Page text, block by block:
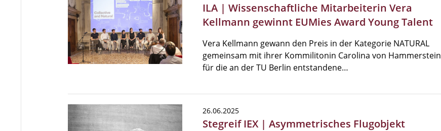
ILA | Wissenschaftliche Mitarbeiterin Vera
Kellmann gewinnt EUMies Award Young Talent
Vera Kellmann gewann den Preis in der Kategorie NATURAL
gemeinsam mit ihrer Kommilitonin Carolina von Hammerstein
für die an der TU Berlin entstandene…
26.06.2025
Stegreif IEX | Asymmetrisches Flugobjekt